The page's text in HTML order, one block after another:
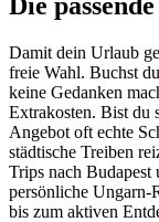
Damit dein Urlaub
freie Wahl. Buchst du
keine Gedanken
Extrakosten. Bist du
Angebot oft echte
städtische Treiben
Trips nach Budapest
persönliche Ungarn-
bis zum aktiven